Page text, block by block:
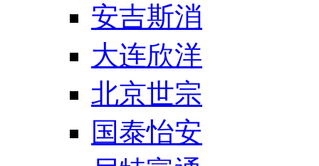
安吉斯消
大连欣洋
北京世宗
国泰怡安